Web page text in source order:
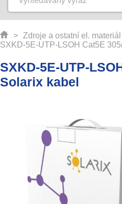
> Zdroje a ostatní el. materiál
SXKD-5E-UTP-LSOH Cat5E
SXKD-5E-UTP-
Solarix kabel